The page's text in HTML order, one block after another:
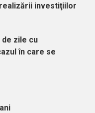
investiţiilor
de zile cu
în care se